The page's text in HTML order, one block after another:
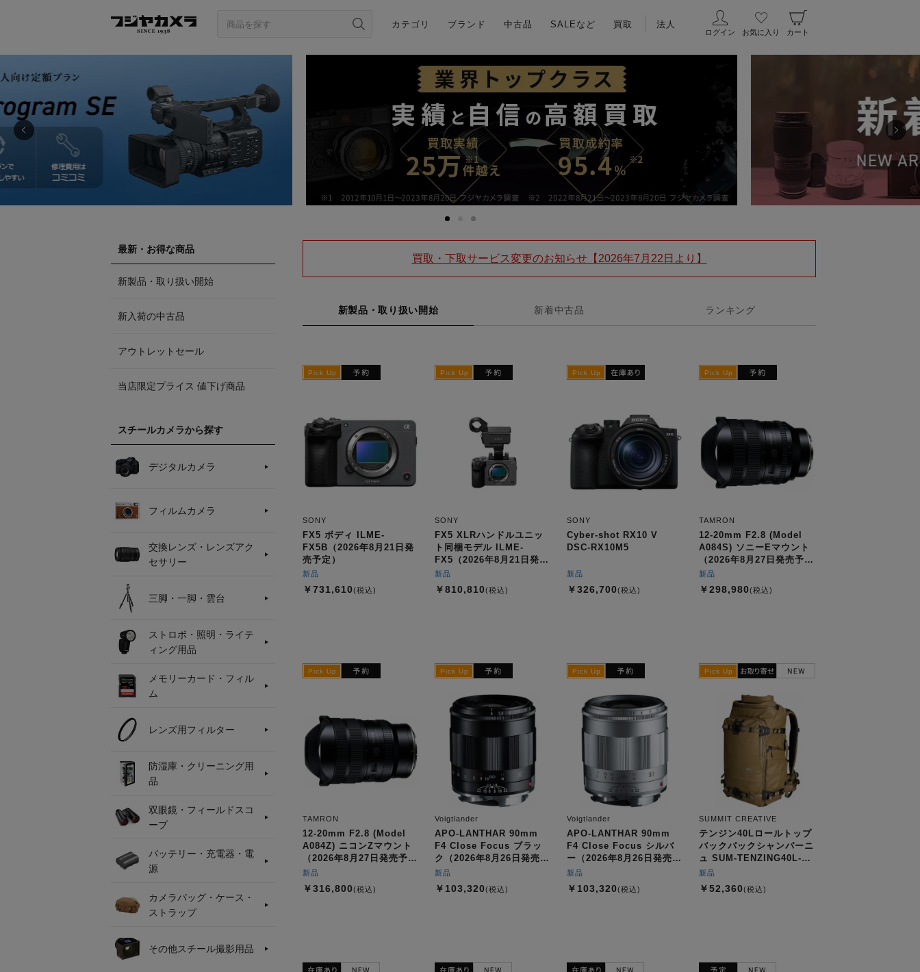
カテゴリ ブランド 中古品 SALEなど 買取 法人
ログイン お気に入り カート
最新・お得な商品
新製品・取り扱い開始
新入荷の中古品
アウトレットセール
当店限定プライス 値下げ商品
スチールカメラから探す
デジタルカメラ
フィルムカメラ
交換レンズ・レンズアク
セサリー
三脚・一脚・雲台
ストロボ・照明・ライテ
ィング用品
メモリーカード・フィル
ム
レンズ用フィルター
防湿庫・クリーニング用
品
双眼鏡・フィールドスコ
ープ
バッテリー・充電器・電
源
カメラバッグ・ケース・
ストラップ
その他スチール撮影用品
買取・下取サービス変更のお知らせ【2026年7月22日より】
新製品・取り扱い開始
新品
SONY
FX5 ボディ ILME-
FX5B（2026年8月21日発
売予定）
￥731,610(税込)
新品
SONY
FX5 XLRハンドルユニッ
ト同梱モデル ILME-
FX5（2026年8月21日発売
予定）
￥810,810(税込)
新品
SONY
Cyber-shot RX10 V
DSC-RX10M5
￥326,700(税込)
新品
TAMRON
12-20mm F2.8 (Model
A084S) ソニーEマウント
（2026年8月27日発売予
定）
￥298,980(税込)
新品
TAMRON
12-20mm F2.8 (Model
A084Z) ニコンZマウント
（2026年8月27日発売予
定）
￥316,800(税込)
新品
Voigtlander
APO-LANTHAR 90mm
F4 Close Focus ブラッ
ク（2026年8月26日発売予
定）
￥103,320(税込)
新品
Voigtlander
APO-LANTHAR 90mm
F4 Close Focus シルバ
ー（2026年8月26日発売予
定）
￥103,320(税込)
新品
SUMMIT CREATIVE
テンジン40Lロールトップ
バックパックシャンパーニ
ュ SUM-TENZING40L-
CP+
￥52,360(税込)
新着中古品 ランキング